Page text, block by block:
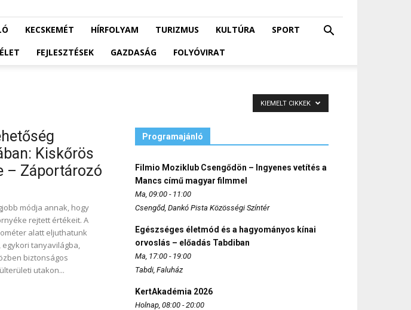
KECSKEMÉT HÍRFOLYAM TURIZMUS KULTÚRA
SPORT
FEJLESZTÉSEK GAZDASÁG FOLYÓVIRAT
KIEMELT CIKKEK
Kiskőrös
– Záportározó
módja annak, hogy
rejtett értékeit. A
alatt eljuthatunk
tanyavilágba,
biztonságos
utakon...
Programajánló
Filmio Moziklub Csengődön – Ingyenes vetítés a
Mancs című magyar filmmel
Ma, 09:00 - 11:00
Csengőd, Dankó Pista Közösségi Színtér
Egészséges életmód és a hagyományos kínai
orvoslás – előadás Tabdiban
Ma, 17:00 - 19:00
Tabdi, Faluház
KertAkadémia 2026
Holnap, 08:00 - 20:00